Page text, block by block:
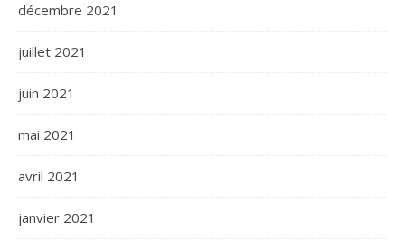
décembre 2021
juillet 2021
juin 2021
mai 2021
avril 2021
janvier 2021